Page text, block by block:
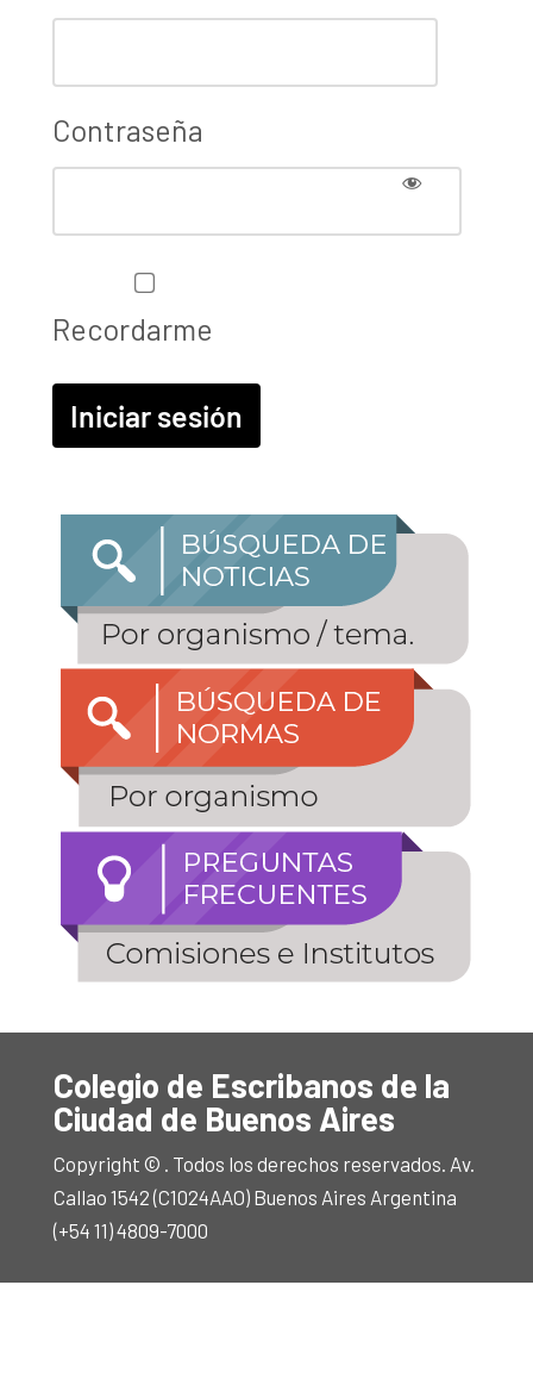
Contraseña
Recordarme
Colegio de Escribanos de la
Ciudad de Buenos Aires
Copyright © . Todos los derechos reservados. Av.
Callao 1542 (C1024AAO) Buenos Aires Argentina
(+54 11) 4809-7000